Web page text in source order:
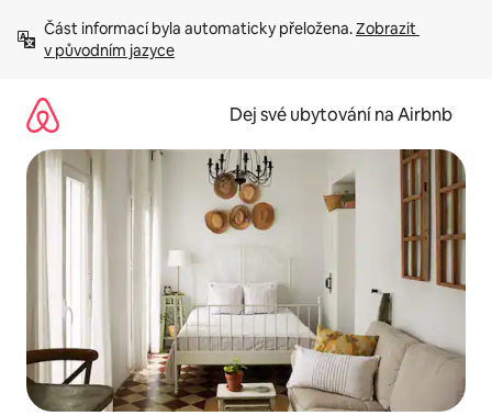
obsah
Část informací byla automaticky přeložena. Zobrazit
v původním jazyce
Dej své ubytování na Airbnb